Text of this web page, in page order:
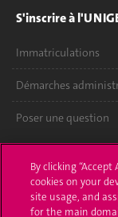
S'inscrire à
Immatriculations
Démarches
Poser une question
UNIGE Mobile
By clicking
cookies on your
site usage, and
for the main